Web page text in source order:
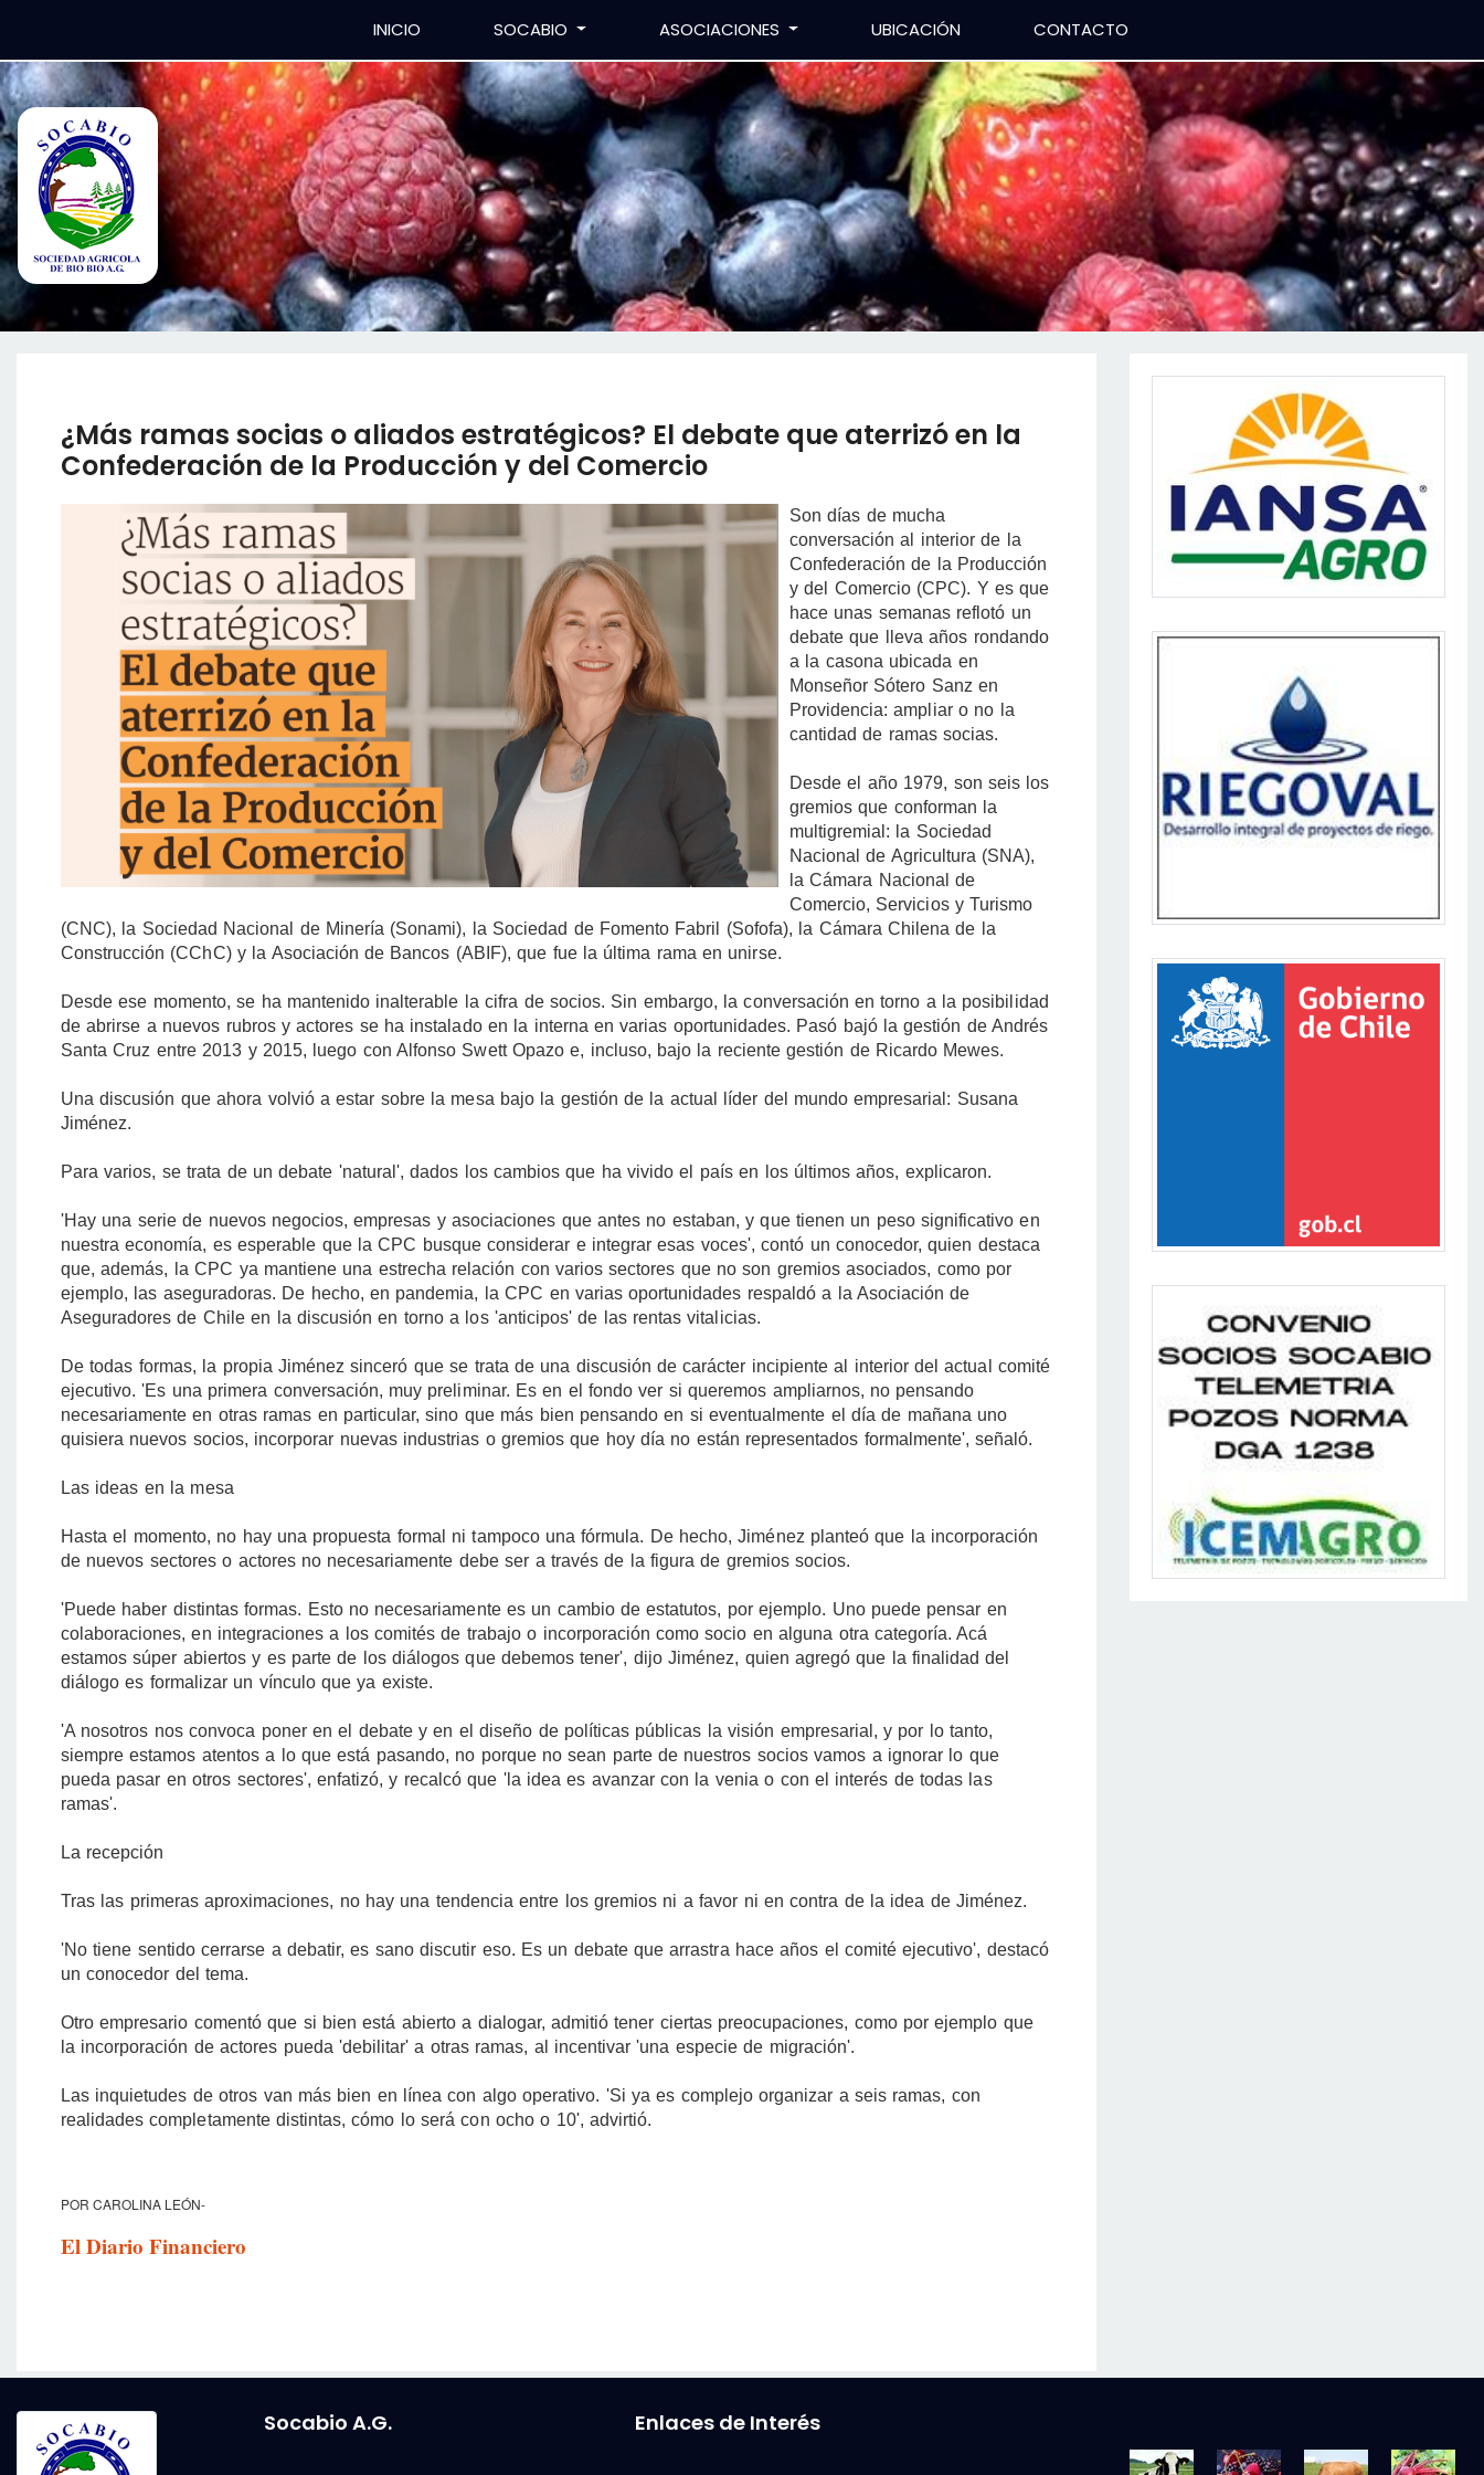
INICIO SOCABIO ASOCIACIONES UBICACIÓN CONTACTO
¿Más ramas socias o aliados estratégicos? El debate que aterrizó en la
Confederación de la Producción y del Comercio
Son días de mucha
conversación al interior de la
Confederación de la Producción
y del Comercio (CPC). Y es que
hace unas semanas reflotó un
debate que lleva años rondando
a la casona ubicada en
Monseñor Sótero Sanz en
Providencia: ampliar o no la
cantidad de ramas socias.
Desde el año 1979, son seis los
gremios que conforman la
multigremial: la Sociedad
Nacional de Agricultura (SNA),
la Cámara Nacional de
Comercio, Servicios y Turismo
(CNC), la Sociedad Nacional de Minería (Sonami), la Sociedad de Fomento Fabril (Sofofa), la Cámara Chilena de la
Construcción (CChC) y la Asociación de Bancos (ABIF), que fue la última rama en unirse.
Desde ese momento, se ha mantenido inalterable la cifra de socios. Sin embargo, la conversación en torno a la posibilidad
de abrirse a nuevos rubros y actores se ha instalado en la interna en varias oportunidades. Pasó bajó la gestión de Andrés
Santa Cruz entre 2013 y 2015, luego con Alfonso Swett Opazo e, incluso, bajo la reciente gestión de Ricardo Mewes.
Una discusión que ahora volvió a estar sobre la mesa bajo la gestión de la actual líder del mundo empresarial: Susana
Jiménez.
Para varios, se trata de un debate 'natural', dados los cambios que ha vivido el país en los últimos años, explicaron.
'Hay una serie de nuevos negocios, empresas y asociaciones que antes no estaban, y que tienen un peso significativo en
nuestra economía, es esperable que la CPC busque considerar e integrar esas voces', contó un conocedor, quien destaca
que, además, la CPC ya mantiene una estrecha relación con varios sectores que no son gremios asociados, como por
ejemplo, las aseguradoras. De hecho, en pandemia, la CPC en varias oportunidades respaldó a la Asociación de
Aseguradores de Chile en la discusión en torno a los 'anticipos' de las rentas vitalicias.
De todas formas, la propia Jiménez sinceró que se trata de una discusión de carácter incipiente al interior del actual comité
ejecutivo. 'Es una primera conversación, muy preliminar. Es en el fondo ver si queremos ampliarnos, no pensando
necesariamente en otras ramas en particular, sino que más bien pensando en si eventualmente el día de mañana uno
quisiera nuevos socios, incorporar nuevas industrias o gremios que hoy día no están representados formalmente', señaló.
Las ideas en la mesa
Hasta el momento, no hay una propuesta formal ni tampoco una fórmula. De hecho, Jiménez planteó que la incorporación
de nuevos sectores o actores no necesariamente debe ser a través de la figura de gremios socios.
'Puede haber distintas formas. Esto no necesariamente es un cambio de estatutos, por ejemplo. Uno puede pensar en
colaboraciones, en integraciones a los comités de trabajo o incorporación como socio en alguna otra categoría. Acá
estamos súper abiertos y es parte de los diálogos que debemos tener', dijo Jiménez, quien agregó que la finalidad del
diálogo es formalizar un vínculo que ya existe.
'A nosotros nos convoca poner en el debate y en el diseño de políticas públicas la visión empresarial, y por lo tanto,
siempre estamos atentos a lo que está pasando, no porque no sean parte de nuestros socios vamos a ignorar lo que
pueda pasar en otros sectores', enfatizó, y recalcó que 'la idea es avanzar con la venia o con el interés de todas las
ramas'.
La recepción
Tras las primeras aproximaciones, no hay una tendencia entre los gremios ni a favor ni en contra de la idea de Jiménez.
'No tiene sentido cerrarse a debatir, es sano discutir eso. Es un debate que arrastra hace años el comité ejecutivo', destacó
un conocedor del tema.
Otro empresario comentó que si bien está abierto a dialogar, admitió tener ciertas preocupaciones, como por ejemplo que
la incorporación de actores pueda 'debilitar' a otras ramas, al incentivar 'una especie de migración'.
Las inquietudes de otros van más bien en línea con algo operativo. 'Si ya es complejo organizar a seis ramas, con
realidades completamente distintas, cómo lo será con ocho o 10', advirtió.
POR CAROLINA LEÓN-
El Diario Financiero
Socabio A.G. Enlaces de Interés